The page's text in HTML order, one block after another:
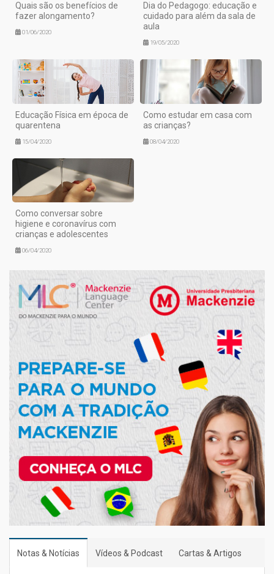
Quais são os benefícios de
fazer alongamento?
01/06/2020
Dia do Pedagogo: educação e
cuidado para além da sala de
aula
19/05/2020
Educação Física em época de
quarentena
15/04/2020
Como estudar em casa com
as crianças?
08/04/2020
Como conversar sobre
higiene e coronavírus com
crianças e adolescentes
06/04/2020
Notas & Notícias Vídeos & Podcast Cartas & Artigos